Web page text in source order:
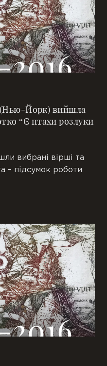
(Нью-Йорк) вийшла
“Є птахи розлуки
вибрані вірші та
– підсумок роботи